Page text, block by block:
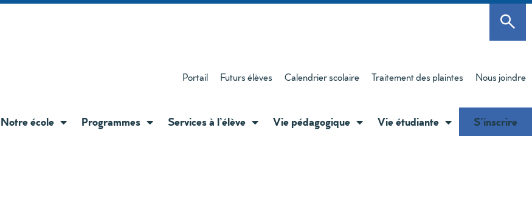
Portail Futurs élèves Calendrier scolaire Traitement des plaintes Nous joindre
Notre école Programmes Services à l’élève Vie pédagogique Vie étudiante S’inscrire